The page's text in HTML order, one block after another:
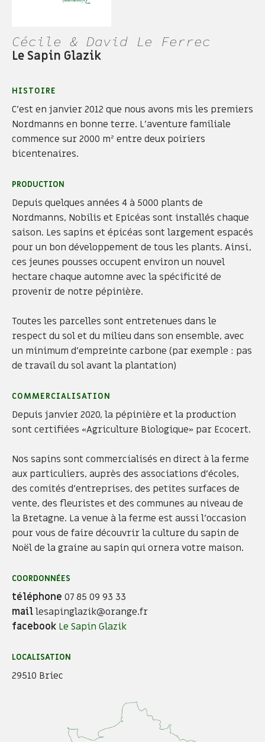
Cécile & David Le Ferrec
Le Sapin Glazik
HISTOIRE
C’est en janvier 2012 que nous avons mis les premiers
Nordmanns en bonne terre. L’aventure familiale
commence sur 2000 m² entre deux poiriers
bicentenaires.
PRODUCTION
Depuis quelques années 4 à 5000 plants de
Nordmanns, Nobilis et Epicéas sont installés chaque
saison. Les sapins et épicéas sont largement espacés
pour un bon développement de tous les plants. Ainsi,
ces jeunes pousses occupent environ un nouvel
hectare chaque automne avec la spécificité de
provenir de notre pépinière.
Toutes les parcelles sont entretenues dans le
respect du sol et du milieu dans son ensemble, avec
un minimum d’empreinte carbone (par exemple : pas
de travail du sol avant la plantation)
COMMERCIALISATION
Depuis janvier 2020, la pépinière et la production
sont certifiées «Agriculture Biologique» par Ecocert.
Nos sapins sont commercialisés en direct à la ferme
aux particuliers, auprès des associations d’écoles,
des comités d’entreprises, des petites surfaces de
vente, des fleuristes et des communes au niveau de
la Bretagne. La venue à la ferme est aussi l’occasion
pour vous de faire découvrir la culture du sapin de
Noël de la graine au sapin qui ornera votre maison.
COORDONNÉES
téléphone 07 85 09 93 33
maillesapinglazik@orange.fr
facebook Le Sapin Glazik
LOCALISATION
29510 Briec